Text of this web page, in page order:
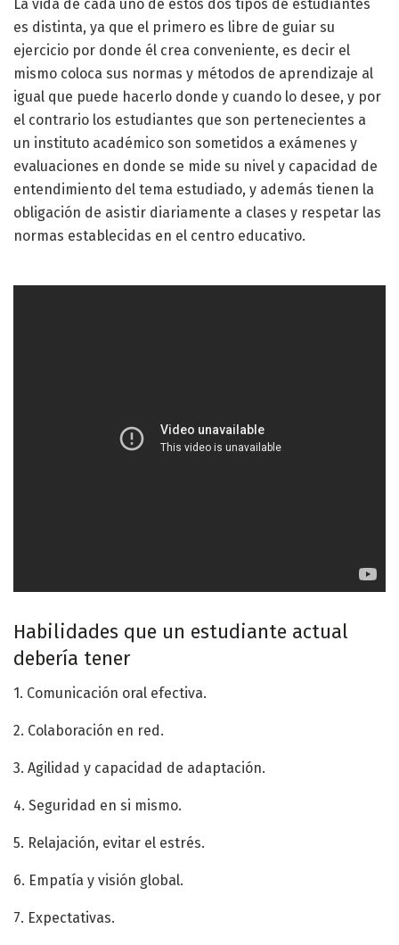
La vida de cada uno de estos dos tipos de estudiantes
es distinta, ya que el primero es libre de guiar su
ejercicio por donde él crea conveniente, es decir el
mismo coloca sus normas y métodos de aprendizaje al
igual que puede hacerlo donde y cuando lo desee, y por
el contrario los estudiantes que son pertenecientes a
un instituto académico son sometidos a exámenes y
evaluaciones en donde se mide su nivel y capacidad de
entendimiento del tema estudiado, y además tienen la
obligación de asistir diariamente a clases y respetar las
normas establecidas en el centro educativo.
Habilidades que un estudiante actual
debería tener
1. Comunicación oral efectiva.
2. Colaboración en red.
3. Agilidad y capacidad de adaptación.
4. Seguridad en si mismo.
5. Relajación, evitar el estrés.
6. Empatía y visión global.
7. Expectativas.